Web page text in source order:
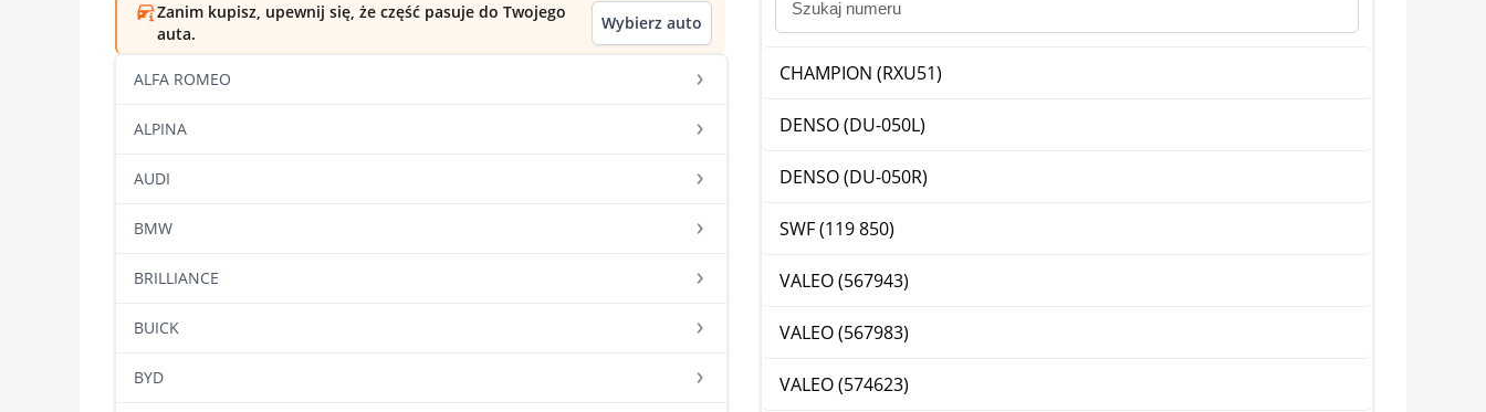
Zanim kupisz, upewnij się, że część pasuje do Twojego
auta.
Wybierz auto
ALFA ROMEO
ALPINA
AUDI
BMW
BRILLIANCE
BUICK
BYD
CHAMPION (RXU51)
DENSO (DU-050L)
DENSO (DU-050R)
SWF (119 850)
VALEO (567943)
VALEO (567983)
VALEO (574623)